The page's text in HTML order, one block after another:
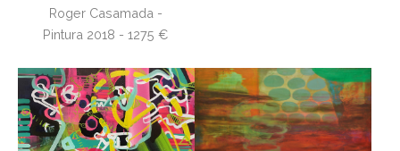
Roger Casamada -
Pintura 2018 - 1275 €